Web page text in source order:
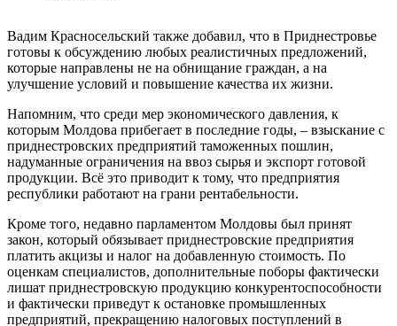
Вадим Красносельский также добавил, что в Приднестровье
готовы к обсуждению любых реалистичных предложений,
которые направлены не на обнищание граждан, а на
улучшение условий и повышение качества их жизни.
Напомним, что среди мер экономического давления, к
которым Молдова прибегает в последние годы, – взыскание с
приднестровских предприятий таможенных пошлин,
надуманные ограничения на ввоз сырья и экспорт готовой
продукции. Всё это приводит к тому, что предприятия
республики работают на грани рентабельности.
Кроме того, недавно парламентом Молдовы был принят
закон, который обязывает приднестровские предприятия
платить акцизы и налог на добавленную стоимость. По
оценкам специалистов, дополнительные поборы фактически
лишат приднестровскую продукцию конкурентоспособности
и фактически приведут к остановке промышленных
предприятий, прекращению налоговых поступлений в